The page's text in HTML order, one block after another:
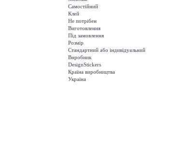
Самостійний
Клей
Не потрібен
Виготовлення
Під замовлення
Розмір
Стандартний або індивідуальний
Виробник
DesignStickers
Країна виробництва
Україна